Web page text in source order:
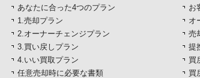
あなたに合った4つのプラン
1.売却プラン
2.オーナーチェンジプラン
3.買い戻しプラン
4.いい買取プラン
任意売却時に必要な書類
お
オ
売
提
買
買